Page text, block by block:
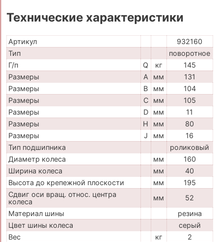
Технические характеристики
Артикул
932160
Тип
поворотное
Г/п
Q кг
145
Размеры
A мм
131
Размеры
B мм
104
Размеры
C мм
105
Размеры
D мм
11
Размеры
H мм
80
Размеры
J мм
16
Тип подшипника
роликовый
Диаметр колеса
мм
160
Ширина колеса
мм
40
Высота до крепежной плоскости
мм
195
Сдвиг оси вращ. относ. центра
колеса
мм
52
Материал шины
резина
Цвет шины колеса
серый
Вес
кг
2